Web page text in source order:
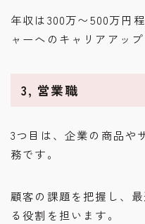
年収は300万〜500万円
ャーへのキャリアアップ
3, 営業職
3つ目は、企業の商品や
務です。
顧客の課題を把握し、
る役割を担います。